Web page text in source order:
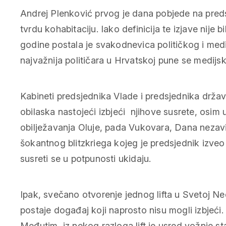
Andrej Plenković prvog je dana pobjede na
tvrdu kohabitaciju. Iako definicija te izjave nije
godine postala je svakodnevica političkog i
najvažnija političara u Hrvatskoj pune se
Kabineti predsjednika Vlade i predsjednika
obilaska nastojeći izbjeći njihove susrete, osim
obilježavanja Oluje, pada Vukovara, Dana
šokantnog blitzkriega kojeg je predsjednik
susreti se u potpunosti ukidaju.
Ipak, svečano otvorenje jednog lifta u Svetoj
postaje događaj koji naprosto nisu mogli